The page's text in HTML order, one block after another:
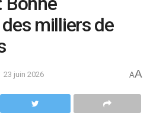
milliers de
23 juin 2026 AA